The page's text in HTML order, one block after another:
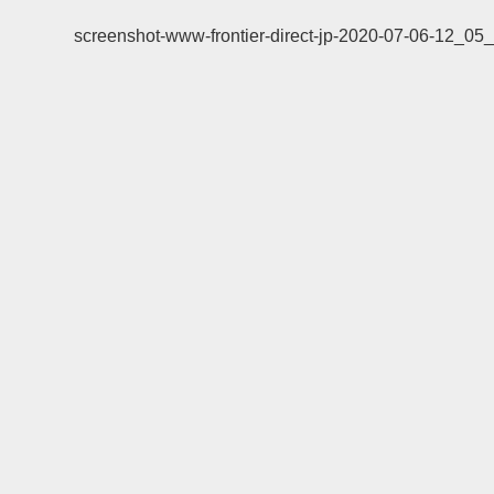
screenshot-www-frontier-direct-jp-2020-07-06-